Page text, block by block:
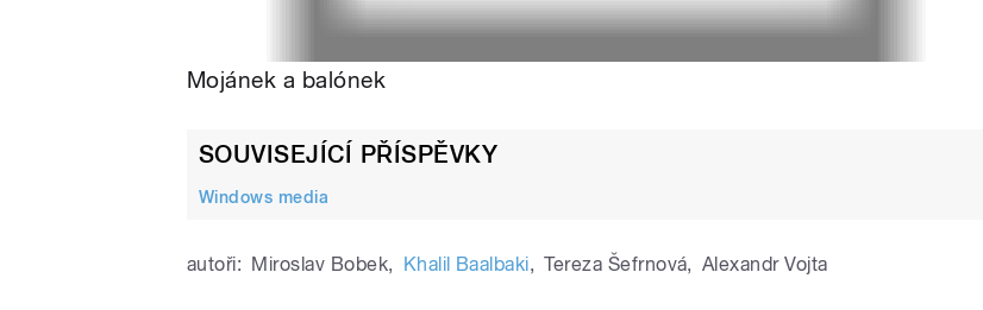
Mojánek a balónek
SOUVISEJÍCÍ PŘÍSPĚVKY
Windows media
autoři: Miroslav Bobek, Khalil Baalbaki, Tereza Šefrnová, Alexandr Vojta